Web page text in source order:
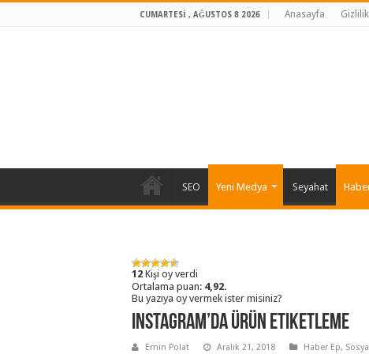
CUMARTESI , AĞUSTOS 8 2026 Anasayfa
SEO Yeni Medya Seyahat
12 Kişi oy verdi
Ortalama puan: 4,92.
Bu yazıya oy vermek ister misiniz?
Instagram’da Ürün Etiketleme
Emin Polat Aralık 21, 2018 Haber Ep,